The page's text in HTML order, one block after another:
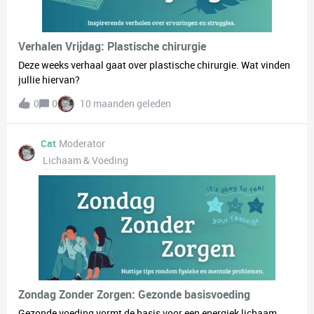
fysiek gezond te blijven, maar verbetert ook je concentratie en
mentale helderheid, wat je productiviteit en welzijn aanzienlijk
Verhalen Vrijdag: Plastische chirurgie
Deze weeks verhaal gaat over plastische chirurgie. Wat vinden
jullie hiervan?
0
0 10 maanden geleden
Cat Moderator
Lichaam & Voeding
Zondag Zonder Zorgen: Gezonde basisvoeding